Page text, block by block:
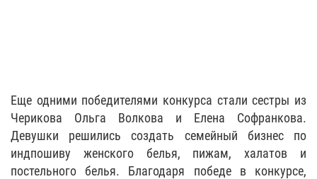
Еще одними победителями конкурса стали сестры из
Черикова Ольга Волкова и Елена Софранкова.
Девушки решились создать семейный бизнес по
индпошиву женского белья, пижам, халатов и
постельного белья. Благодаря победе в конкурсе,